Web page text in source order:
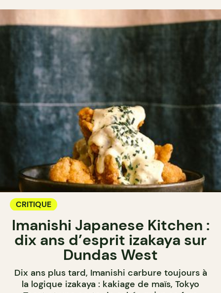
CRITIQUE
Imanishi Japanese Kitchen :
dix ans d’esprit izakaya sur
Dundas West
Dix ans plus tard, Imanishi carbure toujours à
la logique izakaya : kakiage de maïs, Tokyo